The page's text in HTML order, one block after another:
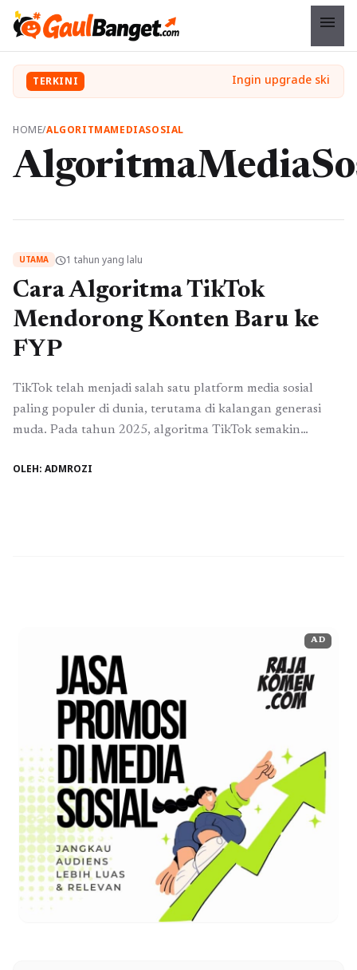
menu
TERKINI
HOME/ALGORITMAMEDIASOSIAL
UTAMA schedule1 tahun yang lalu
Cara Algoritma TikTok
Mendorong Konten Baru ke
FYP
TikTok telah menjadi salah satu platform media sosial
paling populer di dunia, terutama di kalangan generasi
muda. Pada tahun 2025, algoritma TikTok semakin
menjangkau lebih banyak pengguna melalui fitur FYP (For
OLEH: ADMROZI
AD